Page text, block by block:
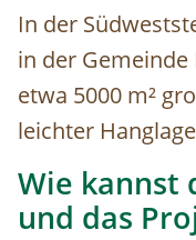
In der
in der
etwa 5000 m²
leichter
Wie kannst
und das